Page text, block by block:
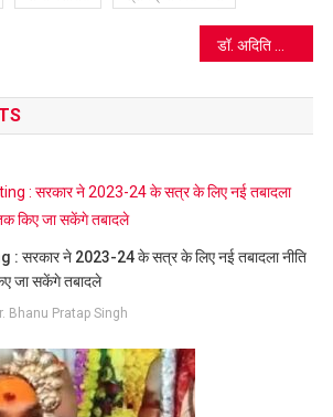
सरकार ने 2023-24 के सत्र के लिए नई तबादला नीति
जा सकेंगे तबादले
Bhanu Pratap Singh